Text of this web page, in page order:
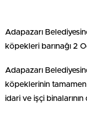
Adapazarı
köpekleri barınağı 2
Adapazarı
köpeklerinin
idari ve işçi